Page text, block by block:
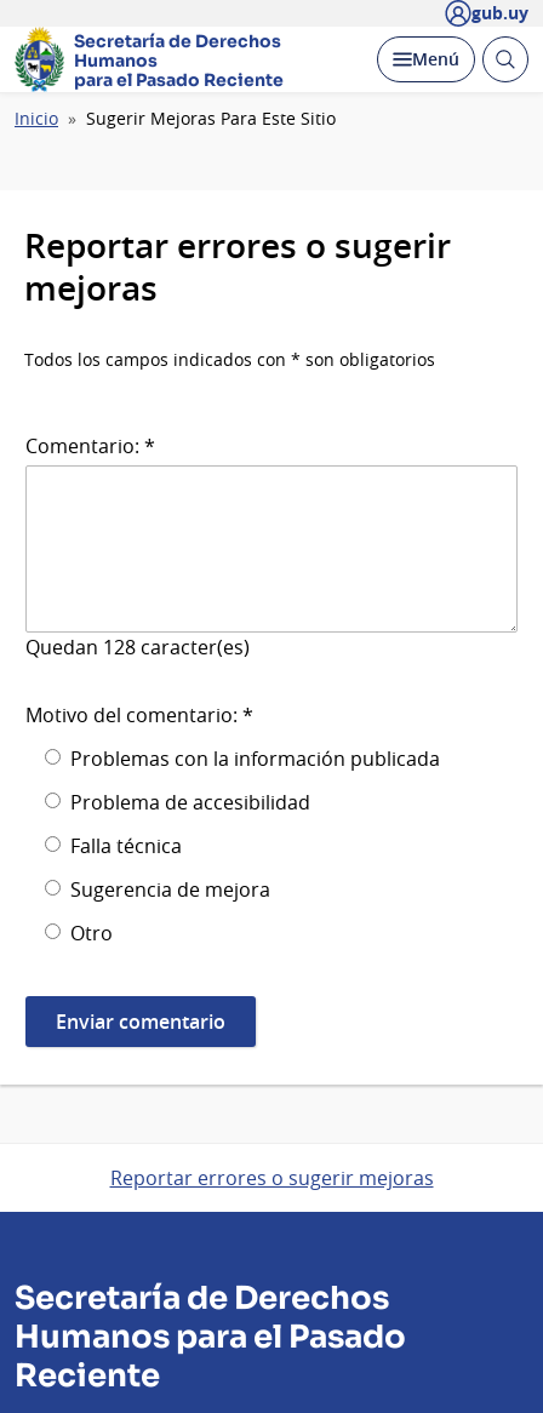
gub.uy
Secretaría de Derechos
Humanos
para el Pasado Reciente
Desplegar
Menú Abrir
Ruta
Inicio Sugerir Mejoras Para Este Sitio
Reportar errores o sugerir
mejoras
Todos los campos indicados con * son obligatorios
Comentario: *
Quedan 128 caracter(es)
Motivo del comentario: *
Problemas con la información publicada
Problema de accesibilidad
Falla técnica
Sugerencia de mejora
Otro
Reportar errores o sugerir mejoras
Secretaría de Derechos
Humanos para el Pasado
Reciente